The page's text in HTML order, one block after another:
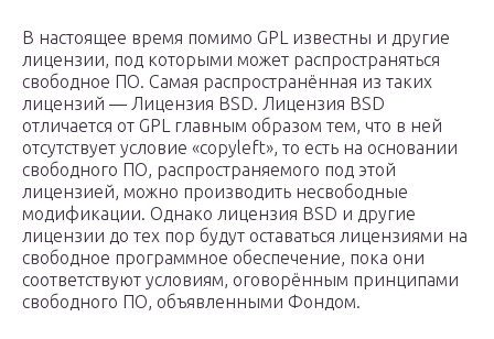
В настоящее время помимо GPL известны и другие
лицензии, под которыми может распространяться
свободное ПО. Самая распространённая из таких
лицензий — Лицензия BSD. Лицензия BSD
отличается от GPL главным образом тем, что в ней
отсутствует условие «copyleft», то есть на основании
свободного ПО, распространяемого под этой
лицензией, можно производить несвободные
модификации. Однако лицензия BSD и другие
лицензии до тех пор будут оставаться лицензиями на
свободное программное обеспечение, пока они
соответствуют условиям, оговорённым принципами
свободного ПО, объявленными Фондом.